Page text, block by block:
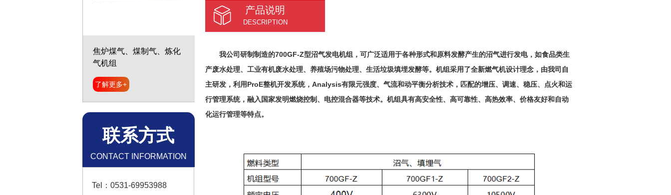
产品说明
DESCRIPTION
我公司研制制造的700GF-Z型沼气发电机组，可广泛适用于各种形式和原料发酵产生的沼气进行发电，如食品类生
产废水处理、工业有机废水处理、养殖场污物处理、生活垃圾填埋发酵等。机组采用了全新燃气机设计理念，由我司自
主研发，利用ProE整机开发系统，Analysis有限元强度、气流和动平衡分析技术，匹配的增压、调速、稳压、点火和运
行管理系统，融入国家发明燃烧控制、电控混合器等技术。机组具有高安全性、高可靠性、高热效率、价格友好和自动
化运行管理等特点。
600KW天然气发电机组
了解更多+
联系方式
CONTACT INFORMATION
Tel：0531-69953988